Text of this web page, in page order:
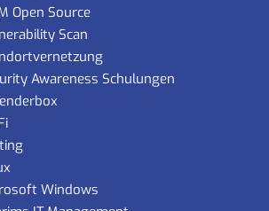
Open Source
Scan
Awareness Schulungen
Windows